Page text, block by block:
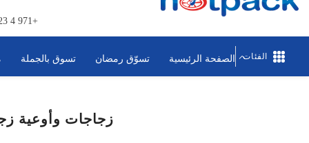
+971 4 823 1111
الفئات الصفحة الرئيسية تسوّق رمضان تسوق بالجملة
زجاجات وأوعية